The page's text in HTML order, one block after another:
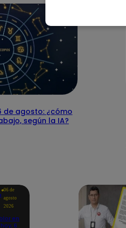
de agosto: ¿cómo
según la IA?
06 de
agosto
2026
en
6